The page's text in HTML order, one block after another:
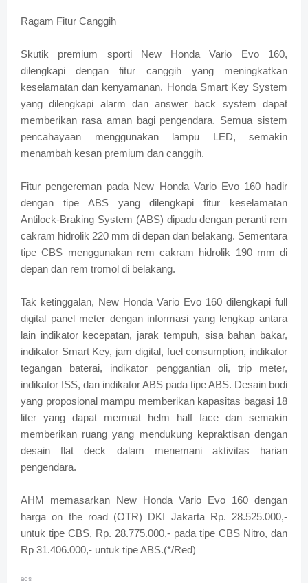
Ragam Fitur Canggih
Skutik premium sporti New Honda Vario Evo 160,
dilengkapi dengan fitur canggih yang meningkatkan
keselamatan dan kenyamanan. Honda Smart Key System
yang dilengkapi alarm dan answer back system dapat
memberikan rasa aman bagi pengendara. Semua sistem
pencahayaan menggunakan lampu LED, semakin
menambah kesan premium dan canggih.
Fitur pengereman pada New Honda Vario Evo 160 hadir
dengan tipe ABS yang dilengkapi fitur keselamatan
Antilock-Braking System (ABS) dipadu dengan peranti rem
cakram hidrolik 220 mm di depan dan belakang. Sementara
tipe CBS menggunakan rem cakram hidrolik 190 mm di
depan dan rem tromol di belakang.
Tak ketinggalan, New Honda Vario Evo 160 dilengkapi full
digital panel meter dengan informasi yang lengkap antara
lain indikator kecepatan, jarak tempuh, sisa bahan bakar,
indikator Smart Key, jam digital, fuel consumption, indikator
tegangan baterai, indikator penggantian oli, trip meter,
indikator ISS, dan indikator ABS pada tipe ABS. Desain bodi
yang proposional mampu memberikan kapasitas bagasi 18
liter yang dapat memuat helm half face dan semakin
memberikan ruang yang mendukung kepraktisan dengan
desain flat deck dalam menemani aktivitas harian
pengendara.
AHM memasarkan New Honda Vario Evo 160 dengan
harga on the road (OTR) DKI Jakarta Rp. 28.525.000,-
untuk tipe CBS, Rp. 28.775.000,- pada tipe CBS Nitro, dan
Rp 31.406.000,- untuk tipe ABS.(*/Red)
ads